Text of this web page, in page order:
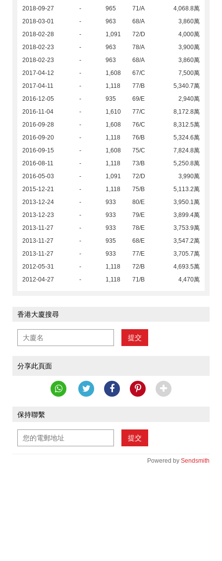
2018-09-27 - 965 71/A
4,068.8萬
2018-03-01
- 963 68/A
3,860萬
2018-02-28
- 1,091 72/D
4,000萬
2018-02-23
- 963 78/A
3,900萬
2018-02-23
- 963 68/A
3,860萬
2017-04-12
- 1,608 67/C
7,500萬
2017-04-11
- 1,118 77/B
5,340.7萬
2016-12-05
- 935 69/E
2,940萬
2016-11-04
- 1,610 77/C
8,172.8萬
2016-09-28
- 1,608 76/C
8,312.5萬
2016-09-20
- 1,118 76/B
5,324.6萬
2016-09-15
- 1,608 75/C
7,824.8萬
2016-08-11
- 1,118 73/B
5,250.8萬
2016-05-03
- 1,091 72/D
3,990萬
2015-12-21
- 1,118 75/B
5,113.2萬
2013-12-24
- 933 80/E
3,950.1萬
2013-12-23
- 933 79/E
3,899.4萬
2013-11-27
- 933 78/E
3,753.9萬
2013-11-27
- 935 68/E
3,547.2萬
2013-11-27
- 933 77/E
3,705.7萬
2012-05-31
- 1,118 72/B
4,693.5萬
2012-04-27
- 1,118 71/B 4,470萬
香港大廈搜尋
提交
分享此頁面
保持聯繫
提交
Powered by Sendsmith